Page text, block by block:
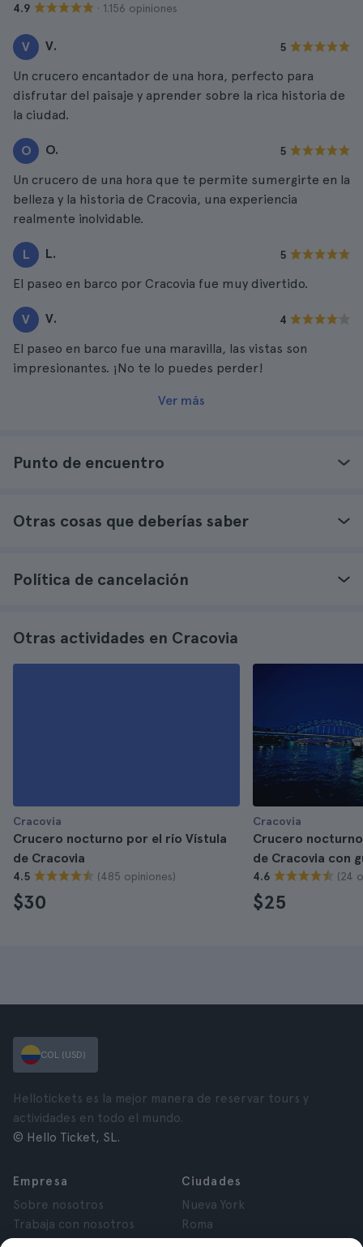
4.9 · 1.156 opiniones
V V. 5
Un crucero encantador de una hora, perfecto para
disfrutar del paisaje y aprender sobre la rica historia de
la ciudad.
O O. 5
Un crucero de una hora que te permite sumergirte en la
belleza y la historia de Cracovia, una experiencia
realmente inolvidable.
L L. 5
El paseo en barco por Cracovia fue muy divertido.
V V. 4
El paseo en barco fue una maravilla, las vistas son
impresionantes. ¡No te lo puedes perder!
Ver más
Punto de encuentro
Otras cosas que deberías saber
Política de cancelación
Otras actividades en Cracovia
Cracovia
Crucero nocturno por el río Vístula
de Cracovia
4.5 (485 opiniones)
$30
Cracovia
Crucero
de Cracovia con
4.6 (24
$25
COL (USD)
Hellotickets es la mejor manera de reservar tours y
actividades en todo el mundo.
© Hello Ticket, SL.
Empresa
Sobre nosotros
Trabaja con nosotros
Ciudades
Nueva York
Roma